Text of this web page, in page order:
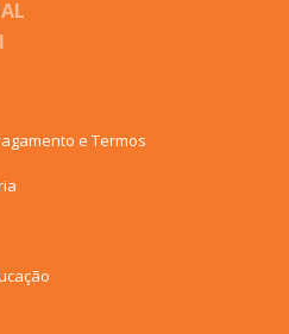
e Termos